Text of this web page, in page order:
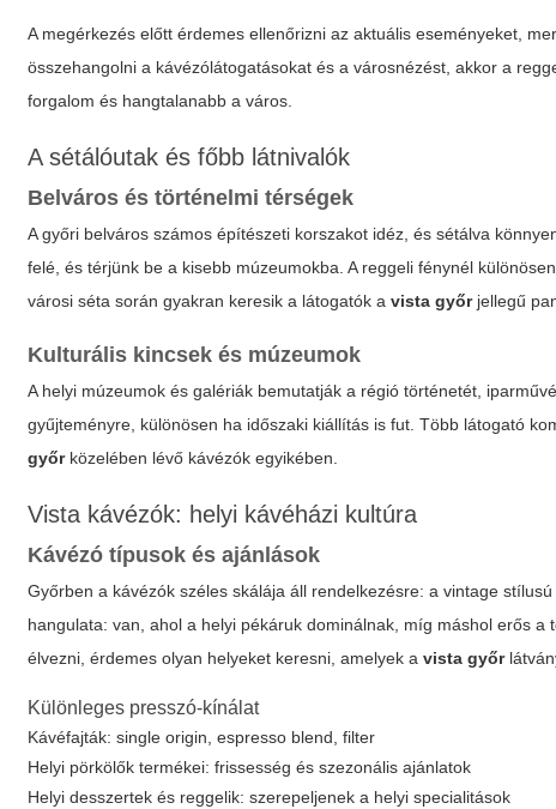
A megérkezés előtt érdemes ellenőrizni az aktuális eseményeket,
összehangolni a kávézólátogatásokat és a városnézést, akkor a
forgalom és hangtalanabb a város.
A sétálóutak és főbb látnivalók
Belváros és történelmi térségek
A győri belváros számos építészeti korszakot idéz, és sétálva
felé, és térjünk be a kisebb múzeumokba. A reggeli fénynél
városi séta során gyakran keresik a látogatók avista győrjellegű
Kulturális kincsek és múzeumok
A helyi múzeumok és galériák bemutatják a régió történetét,
gyűjteményre, különösen ha időszaki kiállítás is fut. Több látogató
győrközelében lévő kávézók egyikében.
Vista kávézók: helyi kávéházi kultúra
Kávézó típusok és ajánlások
Győrben a kávézók széles skálája áll rendelkezésre: a vintage
hangulata: van, ahol a helyi pékáruk dominálnak, míg máshol erős
élvezni, érdemes olyan helyeket keresni, amelyek avista győr
Különleges presszó-kínálat
Kávéfajták: single origin, espresso blend, filter
Helyi pörkölők termékei: frissesség és szezonális ajánlatok
Helyi desszertek és reggelik: szerepeljenek a helyi specialitások